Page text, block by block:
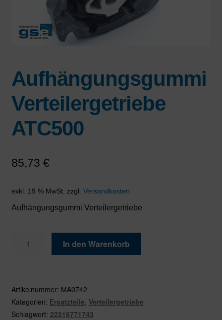
Aufhängungsgummi
Verteilergetriebe
ATC500
85,73 €
exkl. 19 % MwSt. zzgl. Versandkosten
Aufhängungsgummi Verteilergetriebe
Aufhängungsgummi
Verteilergetriebe
In den Warenkorb
Artikelnummer: MA0742
Kategorien: Ersatzteile, Verteilergetriebe
Schlagwort: 22316771743